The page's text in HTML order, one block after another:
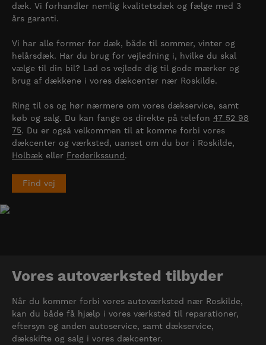
dæk. Vi forhandler nemlig kvalitetsdæk og fælge med 3
års garanti.
Vi har alle former for dæk, både til sommer, vinter og
helårsdæk. Har du brug for vejledning i, hvilke du skal
vælge til din bil? Lad os vejlede dig til gode mærker og
brug af dækkene i vores dækcenter nær Roskilde.
Ring til os og hør nærmere om vores dækservice, samt
køb og salg. Du kan fange os direkte på telefon 47 52 98
75. Du er også velkommen til at komme forbi vores
dækcenter og værksted, uanset om du bor i Roskilde,
Holbæk eller Frederikssund.
Find vej
Vores autoværksted tilbyder
Når du kommer forbi vores autoværksted nær Roskilde,
kan du både få hjælp i vores værksted til reparationer,
eftersyn og anden autoservice, samt dækservice,
dækskifte og salg i vores dækcenter.